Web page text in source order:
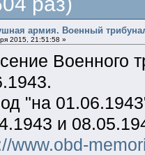
армия. Военный
2015, 21:51:58 »
Военного
"на
и
www.obd-